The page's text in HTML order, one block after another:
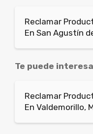
Reclamar
En San Agustín
Te puede
Reclamar
En Valdemorillo,